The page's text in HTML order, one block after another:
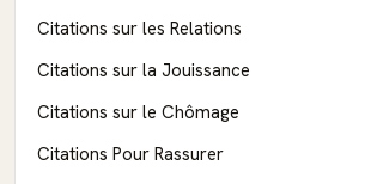
Citations sur les Relations
Citations sur la Jouissance
Citations sur le Chômage
Citations Pour Rassurer